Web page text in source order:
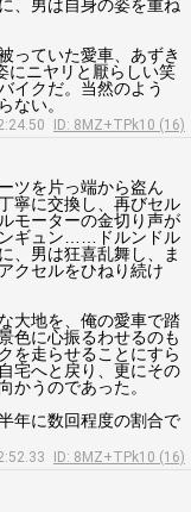
、男は自身の姿を重ね
っていた愛車、あずき
にニヤリと厭らしい笑
イクだ。当然のよう
ない。
ID: 8MZ+TPk10 (16)
ツを片っ端から盗ん
寧に交換し、再びセル
モーターの金切り声が
ンギュン……ドルンドル
、男は狂喜乱舞し、ま
クセルをひねり続け
大地を、俺の愛車で踏
色に心振るわせるのも
を走らせることにすら
宅へと戻り、更にその
かうのであった。
年に数回程度の割合で
ID: 8MZ+TPk10 (16)